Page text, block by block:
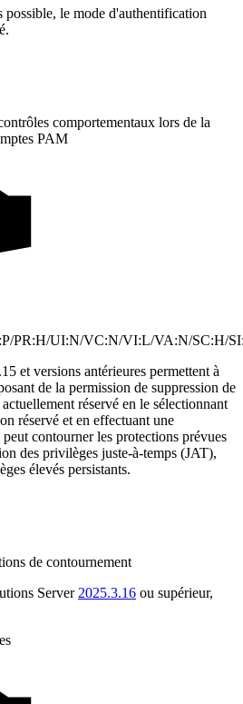
possible, le mode d'authentification
comportementaux lors de la
PAM
PR:H/UI:N/VC:N/VI:L/VA:N/SC:H/
et versions antérieures permettent à
de la permission de suppression de
réservé en le sélectionnant
réservé et en effectuant une
contourner les protections prévues
des privilèges juste-à-temps (JAT),
élevés persistants.
de contournement
Server 2025.3.16 ou supérieur,